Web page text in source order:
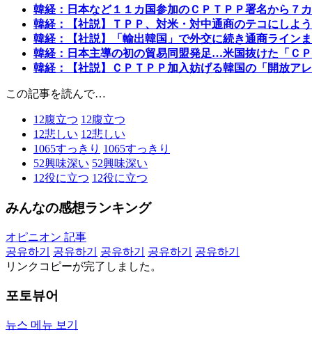
韓経：日本など１１カ国参加のＣＰＴＰＰ署名から７
韓経：【社説】ＴＰＰ、対米・対中通商のテコにしよ
韓経：【社説】「輸出韓国」で外交に続き通商ライン
韓経：日本主導の初の貿易同盟発足…米国抜けた「Ｃ
韓経：【社説】ＣＰＴＰＰ加入妨げる韓国の「開放ア
この記事を読んで…
12腹立つ 12腹立つ
12悲しい 12悲しい
1065すっきり 1065すっきり
52興味深い 52興味深い
12役に立つ 12役に立つ
みんなの感想ランキング
オピニオン 記事
공유하기
공유하기 공유하기 공유하기
공유하기
リンクコピーが完了しました。
포토뷰어
뉴스 메뉴 보기